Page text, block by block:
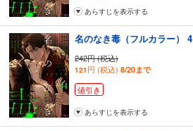
あらすじを表示する
名のなき毒（フルカラー） 4
242円 (税込)
121 円 (税込) 8/20まで
値引き
あらすじを表示する